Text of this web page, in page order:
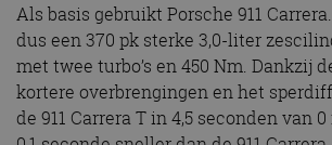
Als basis gebruikt Porsche 911
dus een 370 pk sterke 3,0-liter
met twee turbo’s en 450 Nm. Dankzij
kortere overbrengingen en het
de 911 Carrera T in 4,5 seconden van